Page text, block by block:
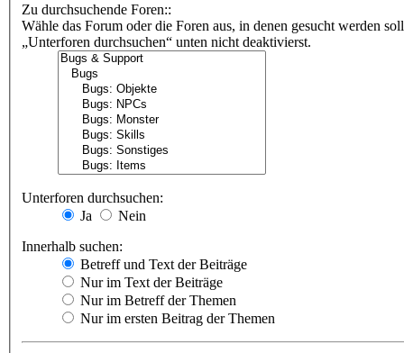
Zu durchsuchende Foren::
Wähle das Forum oder die Foren aus, in denen gesucht werden
„Unterforen durchsuchen“ unten nicht deaktivierst.
Unterforen durchsuchen:
Ja
Nein
Innerhalb suchen:
Betreff und Text der Beiträge
Nur im Text der Beiträge
Nur im Betreff der Themen
Nur im ersten Beitrag der Themen